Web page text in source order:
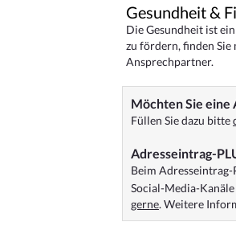
Gesundheit &
Die Gesundheit ist
zu fördern, finden Sie
Ansprechpartner.
Möchten Sie eine
Füllen Sie dazu bitte
Adresseintrag-
Beim Adresseintrag-
Social-Media-
gerne. Weitere